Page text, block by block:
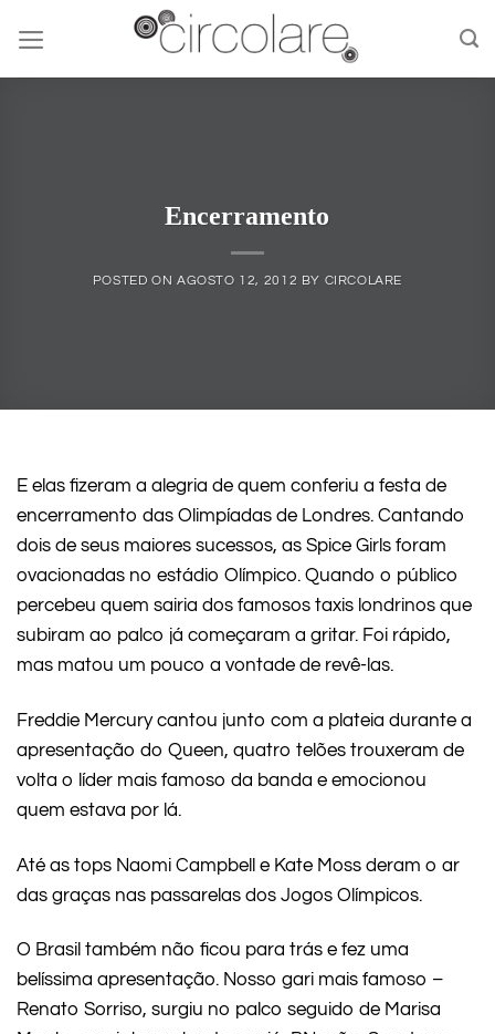
content
Encerramento
POSTED ON AGOSTO 12, 2012 BY CIRCOLARE
E elas fizeram a alegria de quem conferiu a festa de
encerramento das Olimpíadas de Londres. Cantando
dois de seus maiores sucessos, as Spice Girls foram
ovacionadas no estádio Olímpico. Quando o público
percebeu quem sairia dos famosos taxis londrinos que
subiram ao palco já começaram a gritar. Foi rápido,
mas matou um pouco a vontade de revê-las.
Freddie Mercury cantou junto com a plateia durante a
apresentação do Queen, quatro telões trouxeram de
volta o líder mais famoso da banda e emocionou
quem estava por lá.
Até as tops Naomi Campbell e Kate Moss deram o ar
das graças nas passarelas dos Jogos Olímpicos.
O Brasil também não ficou para trás e fez uma
belíssima apresentação. Nosso gari mais famoso –
Renato Sorriso, surgiu no palco seguido de Marisa